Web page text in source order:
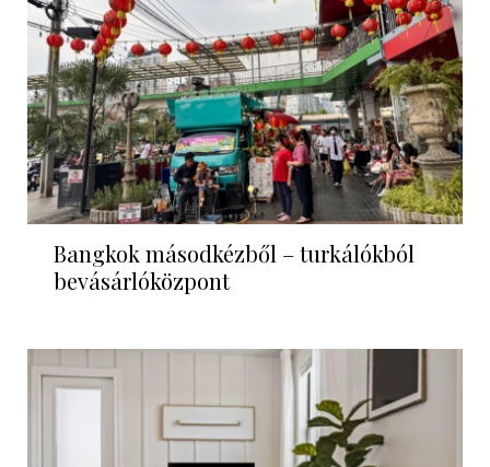
Bangkok másodkézből – turkálókból
bevásárlóközpont